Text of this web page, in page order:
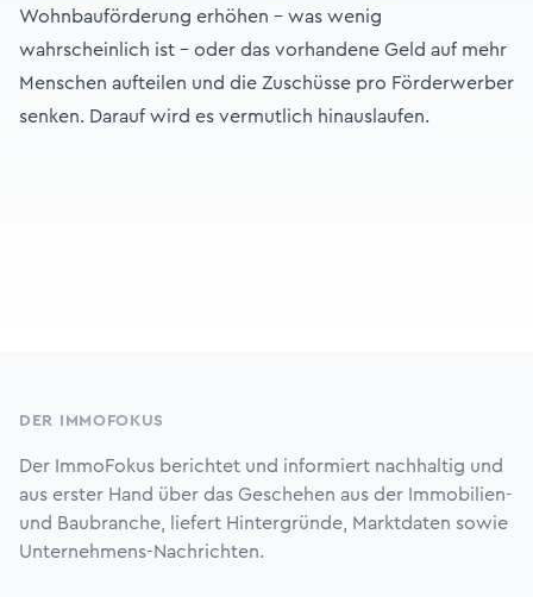
Wohnbauförderung erhöhen - was wenig
wahrscheinlich ist - oder das vorhandene Geld auf mehr
Menschen aufteilen und die Zuschüsse pro Förderwerber
senken. Darauf wird es vermutlich hinauslaufen.
DER IMMOFOKUS
Der ImmoFokus berichtet und informiert nachhaltig und
aus erster Hand über das Geschehen aus der Immobilien-
und Baubranche, liefert Hintergründe, Marktdaten sowie
Unternehmens-Nachrichten.